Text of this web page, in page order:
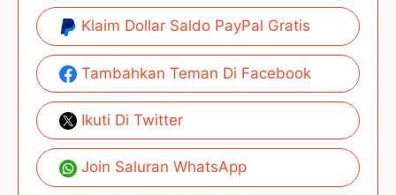
Klaim Dollar Saldo PayPal Gratis
Tambahkan Teman Di Facebook
Ikuti Di Twitter
Join Saluran WhatsApp